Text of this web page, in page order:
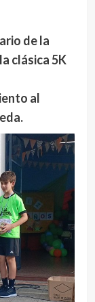
de la
clásica 5K
al